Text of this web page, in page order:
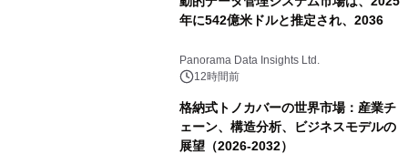
年に542億米ドルと推定され、2036
Panorama Data Insights Ltd.
12時間前
格納式トノカバーの世界市場：産業チ
ェーン、構造分析、ビジネスモデルの
展望（2026-2032）